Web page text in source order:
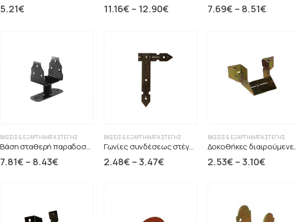
5.21€ 11.16€ – 12.90€ 7.69€ – 8.51€
ΒΆΣΕΙΣ & ΕΞΑΡΤΉΜΑΤΑ ΣΤΈΓΗΣ
Βάση σταθερή παραδοσιακή φαρδιά μαύρη
7.81€ – 8.43€
ΒΆΣΕΙΣ & ΕΞΑΡΤΉΜΑΤΑ ΣΤΈΓΗΣ
Γωνίες συνδέσεως στέγης μεταλλική γάμα
2.48€ – 3.47€
ΒΆΣΕΙΣ & ΕΞΑΡΤΉΜΑΤΑ ΣΤΈΓΗΣ
Δοκοθήκες
2.53€ – 3.10€